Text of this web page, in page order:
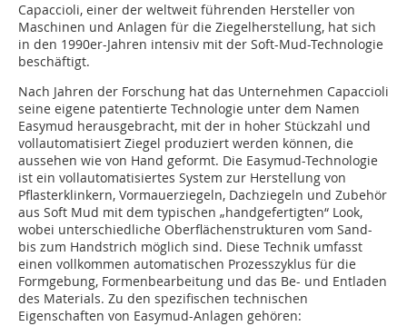
Capaccioli, einer der weltweit führenden Hersteller von
Maschinen und Anlagen für die Ziegelherstellung, hat sich
in den 1990er-Jahren intensiv mit der Soft-Mud-Technologie
beschäftigt.
Nach Jahren der Forschung hat das Unternehmen Capaccioli
seine eigene patentierte Technologie unter dem Namen
Easymud herausgebracht, mit der in hoher Stückzahl und
vollautomatisiert Ziegel produziert werden können, die
aussehen wie von Hand geformt. Die Easymud-Technologie
ist ein vollautomatisiertes System zur Herstellung von
Pflasterklinkern, Vormauerziegeln, Dachziegeln und Zubehör
aus Soft Mud mit dem typischen „handgefertigten“ Look,
wobei unterschiedliche Oberflächenstrukturen vom Sand-
bis zum Handstrich möglich sind. Diese Technik umfasst
einen vollkommen automatischen Prozesszyklus für die
Formgebung, Formenbearbeitung und das Be- und Entladen
des Materials. Zu den spezifischen technischen
Eigenschaften von Easymud-Anlagen gehören: